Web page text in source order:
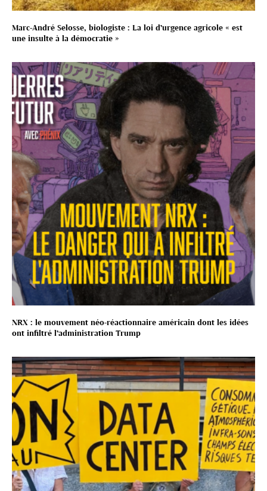
Marc-André Selosse, biologiste : La loi d’urgence agricole « est
une insulte à la démocratie »
NRX : le mouvement néo-réactionnaire américain dont les idées
ont infiltré l’administration Trump